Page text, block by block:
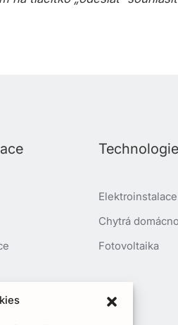
Technologie
Elektroinstalace
Chytrá
Fotovoltaika